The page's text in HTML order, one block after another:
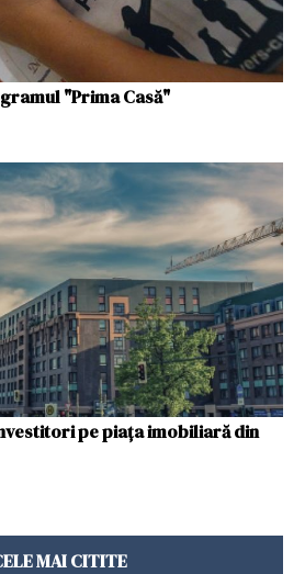
"Prima Casă"
pe piața imobiliară din
MAI CITITE